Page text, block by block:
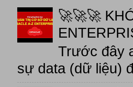
🚀🚀🚀
Trước đây
sự data (dữ liệu)